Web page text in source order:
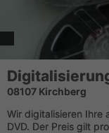
08107 Kirchberg
Wir digitalisieren Ihre
DVD. Der Preis gilt